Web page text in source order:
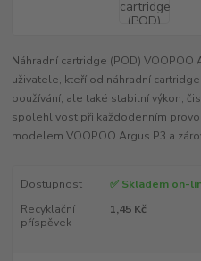
Náhradní cartridge (POD) VOOPOO
uživatele, kteří od náhradní
používání, ale také stabilní výkon,
spolehlivost při každodenním
modelem VOOPOO Argus P3 a
Dostupnost
✅ Skladem on-
Recyklační
příspěvek
1,45 Kč